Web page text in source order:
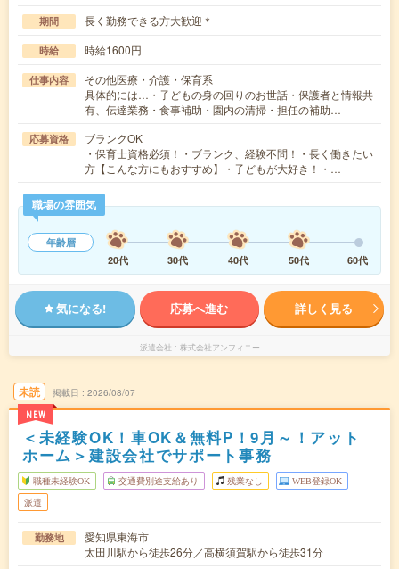
期間 長く勤務できる方大歓迎＊
時給 時給1600円
仕事内容
その他医療・介護・保育系
具体的には…・子どもの身の回りのお世話・保護者と情報共
有、伝達業務・食事補助・園内の清掃・担任の補助…
応募資格
ブランクOK
・保育士資格必須！・ブランク、経験不問！・長く働きたい
方【こんな方にもおすすめ】・子どもが大好き！・…
職場の雰囲気
年齢層
20代
30代 40代 50代 60代
気になる! 応募へ進む 詳しく見る
派遣会社 株式会社アンフィニー
未読
NEW
掲載日 2026/08/07
＜未経験OK！車OK＆無料P！9月～！アット
ホーム＞建設会社でサポート事務
職種未経験OK 交通費別途支給あり 残業なし WEB登録OK
派遣
勤務地
愛知県東海市
太田川駅から徒歩26分／高横須賀駅から徒歩31分